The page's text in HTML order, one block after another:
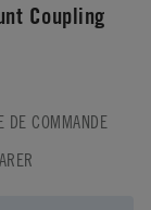
Coupling
DE COMMANDE